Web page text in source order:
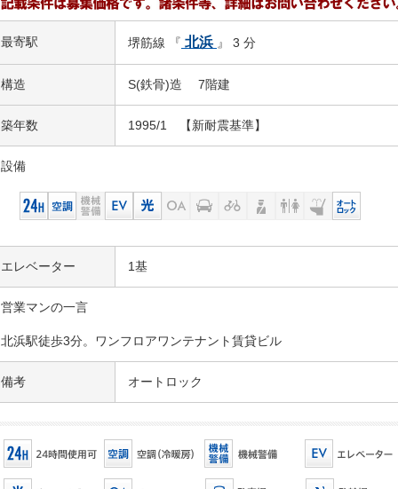
最寄駅 堺筋線 『 北浜 』 3 分
構造 S(鉄骨)造 7階建
築年数 1995/1 【新耐震基準】
設備
エレベーター 1基
営業マンの一言
北浜駅徒歩3分。ワンフロアワンテナント賃貸ビル
備考 オートロック